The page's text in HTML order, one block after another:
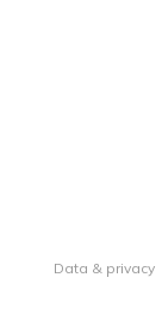
Data & privacy